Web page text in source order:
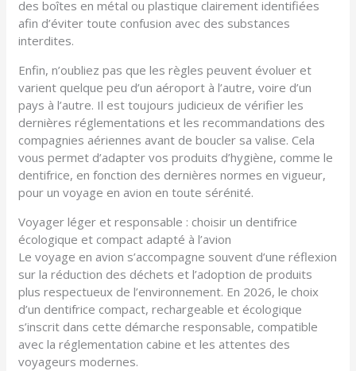
des boîtes en métal ou plastique clairement identifiées
afin d’éviter toute confusion avec des substances
interdites.
Enfin, n’oubliez pas que les règles peuvent évoluer et
varient quelque peu d’un aéroport à l’autre, voire d’un
pays à l’autre. Il est toujours judicieux de vérifier les
dernières réglementations et les recommandations des
compagnies aériennes avant de boucler sa valise. Cela
vous permet d’adapter vos produits d’hygiène, comme le
dentifrice, en fonction des dernières normes en vigueur,
pour un voyage en avion en toute sérénité.
Voyager léger et responsable : choisir un dentifrice
écologique et compact adapté à l’avion
Le voyage en avion s’accompagne souvent d’une réflexion
sur la réduction des déchets et l’adoption de produits
plus respectueux de l’environnement. En 2026, le choix
d’un dentifrice compact, rechargeable et écologique
s’inscrit dans cette démarche responsable, compatible
avec la réglementation cabine et les attentes des
voyageurs modernes.